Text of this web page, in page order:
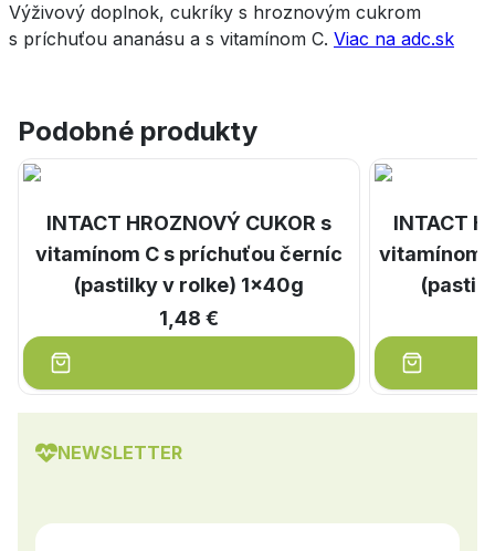
Výživový doplnok, cukríky s hroznovým cukrom
s príchuťou ananásu a s vitamínom C. Viac na adc.sk
Podobné produkty
INTACT HROZNOVÝ CUKOR s
vitamínom C s príchuťou černíc
(pastilky v rolke) 1x40g
1,48 €
INTACT
vitamínom
NEWSLETTER